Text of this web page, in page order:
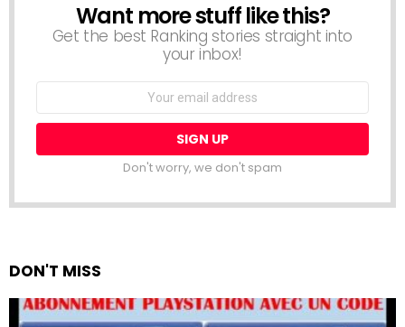
NEWSLETTER
Want more stuff like this?
Get the best Ranking stories straight into
your inbox!
Email
Don't worry, we don't spam
DON'T MISS